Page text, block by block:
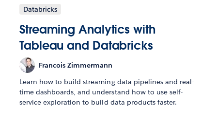
Databricks
Streaming Analytics with
Tableau and Databricks
Francois Zimmermann
Learn how to build streaming data pipelines and real-
time dashboards, and understand how to use self-
service exploration to build data products faster.